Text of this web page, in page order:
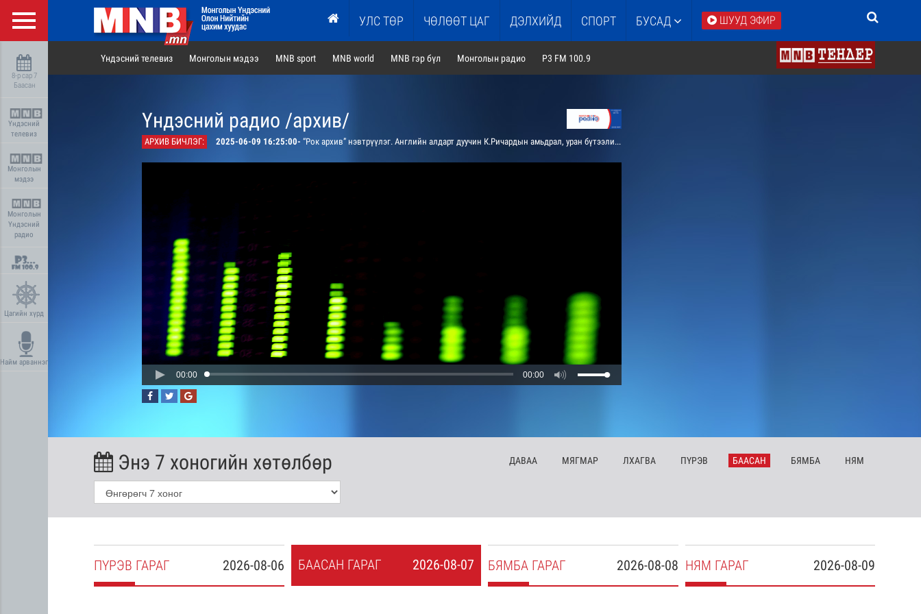
УЛС ТӨР ЧӨЛӨӨТ ЦАГ ДЭЛХИЙД СПОРТ БУСАД ШУУД ЭФИР
8-р сар 7
Баасан
Үндэсний
телевиз
Монголын
мэдээ
Монголын
Үндэсний
радио
Цагийн хүрд
Найм арваннэг
Үндэсний телевиз Монголын мэдээ MNB sport MNB world MNB гэр бүл Монголын радио P3 FM 100.9
Үндэсний радио /архив/
АРХИВ БИЧЛЭГ: 2025-06-09 16:25:00- “Рок архив” нэвтрүүлэг. Английн алдарт дуучин К.Ричардын амьдрал, уран бүтээлийн тухай цувралын 4-р /давтана/
00:00 00:00
Энэ 7 хоногийн хөтөлбөр ДАВАА МЯГМАР ЛХАГВА ПҮРЭВ БААСАН БЯМБА НЯМ
2026-08-06
ПҮРЭВ ГАРАГ 2026-08-07
БААСАН ГАРАГ 2026-08-08
БЯМБА ГАРАГ 2026-08-09
НЯМ ГАРАГ